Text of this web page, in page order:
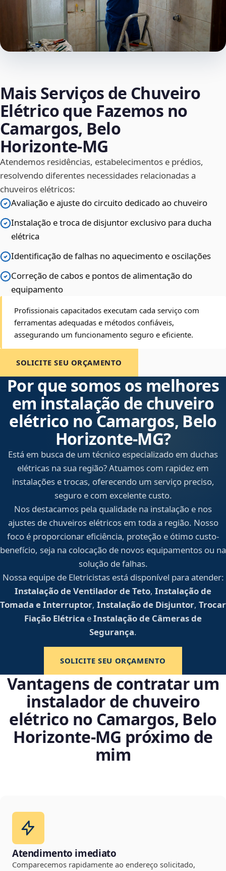
Mais Serviços de Chuveiro
Elétrico que Fazemos no
Camargos, Belo
Horizonte‑MG
Atendemos residências, estabelecimentos e prédios,
resolvendo diferentes necessidades relacionadas a
chuveiros elétricos:
Avaliação e ajuste do circuito dedicado ao chuveiro
Instalação e troca de disjuntor exclusivo para ducha
elétrica
Identificação de falhas no aquecimento e oscilações
Correção de cabos e pontos de alimentação do
equipamento
Profissionais capacitados executam cada serviço com
ferramentas adequadas e métodos confiáveis,
assegurando um funcionamento seguro e eficiente.
SOLICITE SEU ORÇAMENTO
Por que somos os melhores
em instalação de chuveiro
elétrico no Camargos, Belo
Horizonte‑MG?
Está em busca de um técnico especializado em duchas
elétricas na sua região? Atuamos com rapidez em
instalações e trocas, oferecendo um serviço preciso,
seguro e com excelente custo.
Nos destacamos pela qualidade na instalação e nos
ajustes de chuveiros elétricos em toda a região. Nosso
foco é proporcionar eficiência, proteção e ótimo custo-
benefício, seja na colocação de novos equipamentos ou na
solução de falhas.
Nossa equipe de Eletricistas está disponível para atender:
Instalação de Ventilador de Teto, Instalação de
Tomada e Interruptor, Instalação de Disjuntor, Trocar
Fiação Elétrica eInstalação de Câmeras de
Segurança.
SOLICITE SEU ORÇAMENTO
Vantagens de contratar um
instalador de chuveiro
elétrico no Camargos, Belo
Horizonte‑MG próximo de
mim
Atendimento imediato
Comparecemos rapidamente ao endereço solicitado,